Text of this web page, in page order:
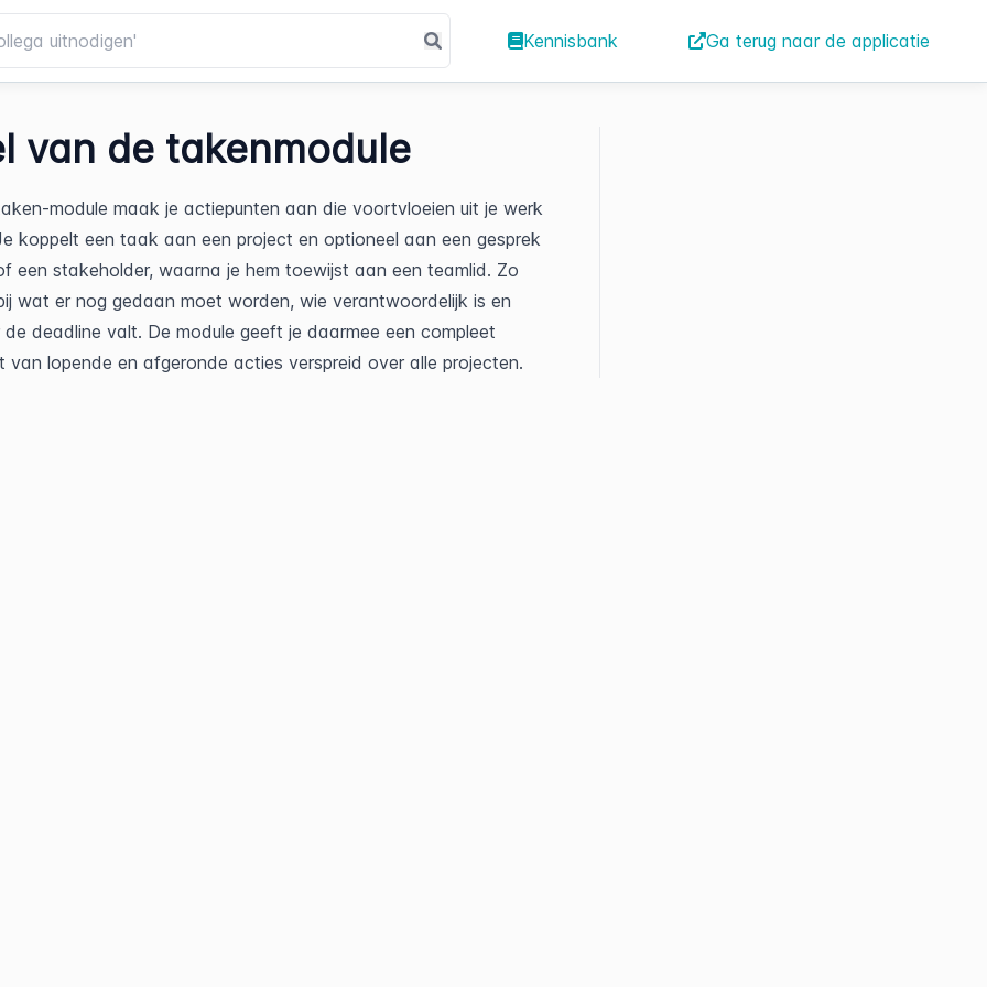
Kennisbank Ga terug naar de applicatie
van de takenmodule
module maak je actiepunten aan die voortvloeien uit je werk
koppelt een taak aan een project en optioneel aan een gesprek
een stakeholder, waarna je hem toewijst aan een teamlid. Zo
wat er nog gedaan moet worden, wie verantwoordelijk is en
de deadline valt. De module geeft je daarmee een compleet
van lopende en afgeronde acties verspreid over alle projecten.